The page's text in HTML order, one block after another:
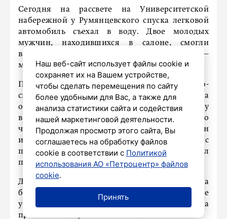
Сегодня на рассвете на Университетской
набережной у Румянцевского спуска легковой
автомобиль съехал в воду. Двое молодых
мужчин, находившихся в салоне, смогли
выбраться на берег самостоятельно —
медицинская помощь им не потребовалась.
Прибывшие на место водолазы Поисково-
спасательной службы Санкт-Петербурга
обследовали акваторию и обнаружили машину
в семи метрах от берега на глубине около
четырёх метров. Специалисты проверили салон
и убедились, что внутри никого нет. Позже с
помощью автокрана ПСС автомобиль был
поднят и возвращён на землю.
Для этого пришлось временно отвести на
безопасное расстояние суда, пришвартованные
у набережной в районе работ. Обстоятельства
происшествия устанавливаются.
Наш веб-сайт использует файлы cookie и
сохраняет их на Вашем устройстве,
чтобы сделать перемещения по сайту
более удобными для Вас, а также для
анализа статистики сайта и содействия
нашей маркетинговой деятельности.
Продолжая просмотр этого сайта, Вы
соглашаетесь на обработку файлов
cookie в соответствии с Политикой
использования АО «Петроцентр» файлов
cookie.
Принять